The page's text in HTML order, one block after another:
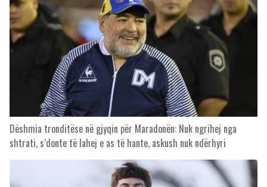
Dëshmia tronditëse në gjyqin për Maradonën: Nuk ngrihej nga
shtrati, s’donte të lahej e as të hante, askush nuk ndërhyri